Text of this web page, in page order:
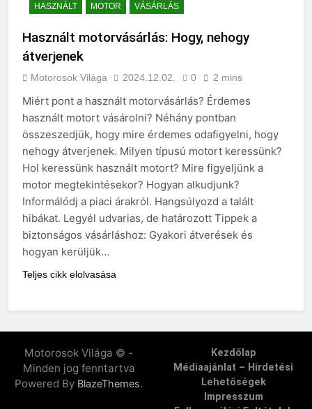
HASZNÁLT MOTOR VÁSÁRLÁS
Használt motorvásárlás: Hogy, nehogy
átverjenek
Motorosok Világa 2024.12.02. 0 2 mins
Miért pont a használt motorvásárlás? Érdemes
használt motort vásárolni? Néhány pontban
összeszedjük, hogy mire érdemes odafigyelni, hogy
nehogy átverjenek. Milyen típusú motort keressünk?
Hol keressünk használt motort? Mire figyeljünk a
motor megtekintésekor? Hogyan alkudjunk?
Informálódj a piaci árakról. Hangsúlyozd a talált
hibákat. Legyél udvarias, de határozott Tippek a
biztonságos vásárláshoz: Gyakori átverések és
hogyan kerüljük…
Teljes cikk elolvasása
Motorosok Világa © -
Minden jog fenntartva
Powered By BlazeThemes.
Kezdőlap
Médiaajánlat – Hirdetési
Lehetőségek
Impresszum